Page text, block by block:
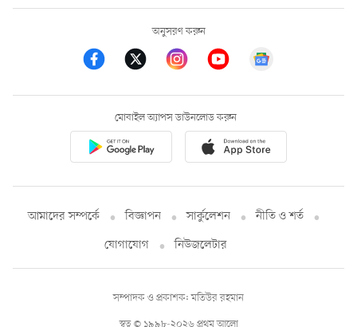
অনুসরণ করুন
মোবাইল অ্যাপস ডাউনলোড করুন
আমাদের সম্পর্কে বিজ্ঞাপন সার্কুলেশন
নীতি ও শর্ত
যোগাযোগ
নিউজলেটার
স্বত্ব © ১৯৯৮-২০২৬ প্রথম আলো
সম্পাদক ও প্রকাশক: মতিউর রহমান